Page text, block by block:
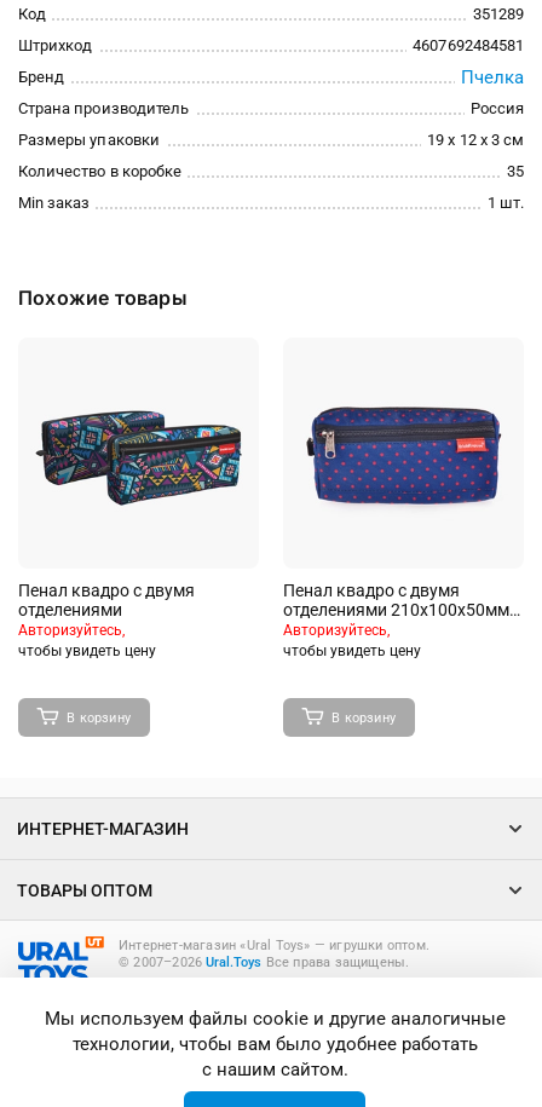
Код
351289
Штрихкод
4607692484581
Бренд
Пчелка
Страна производитель
Россия
Размеры упаковки
19 x 12 x 3 см
Количество в коробке
35
Min заказ
1 шт.
Похожие товары
Пенал квадро с двумя
отделениями
Авторизуйтесь,
чтобы увидеть цену
В корзину
Пенал квадро с двумя
отделениями 210x100x50мм
Dots in Blue
Авторизуйтесь,
чтобы увидеть цену
В корзину
Интернет-магазин «Ural Toys» ― игрушки оптом.
© 2007–2026Ural.Toys Все права защищены.
ИНТЕРНЕТ-МАГАЗИН
ТОВАРЫ ОПТОМ
Мы используем файлы cookie и другие аналогичные
технологии, чтобы вам было удобнее работать
с нашим сайтом.